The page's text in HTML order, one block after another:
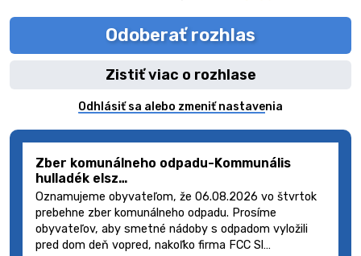
Odoberať rozhlas
Zistiť viac o rozhlase
Odhlásiť sa alebo zmeniť nastavenia
Zber komunálneho odpadu-Kommunális
hulladék elsz…
Oznamujeme obyvateľom, že 06.08.2026 vo štvrtok
prebehne zber komunálneho odpadu. Prosíme
obyvateľov, aby smetné nádoby s odpadom vyložili
pred dom deň vopred, nakoľko firma FCC Sl…